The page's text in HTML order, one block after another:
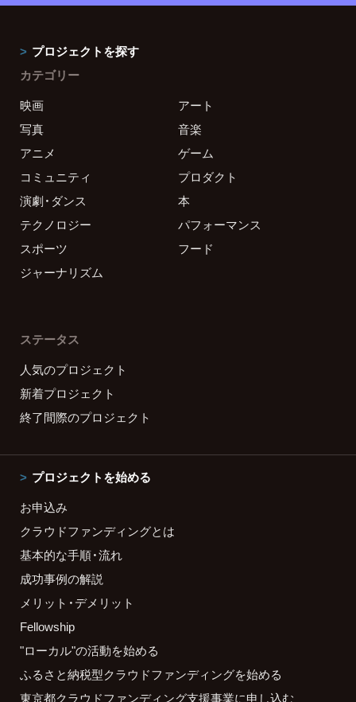
プロジェクトを探す
カテゴリー
映画
アート
写真
音楽
アニメ
ゲーム
コミュニティ
プロダクト
演劇・ダンス
本
テクノロジー
パフォーマンス
スポーツ
フード
ジャーナリズム
ステータス
人気のプロジェクト
新着プロジェクト
終了間際のプロジェクト
プロジェクトを始める
お申込み
クラウドファンディングとは
基本的な手順・流れ
成功事例の解説
メリット・デメリット
Fellowship
"ローカル"の活動を始める
ふるさと納税型クラウドファンディングを始める
東京都クラウドファンディング支援事業に申し込む